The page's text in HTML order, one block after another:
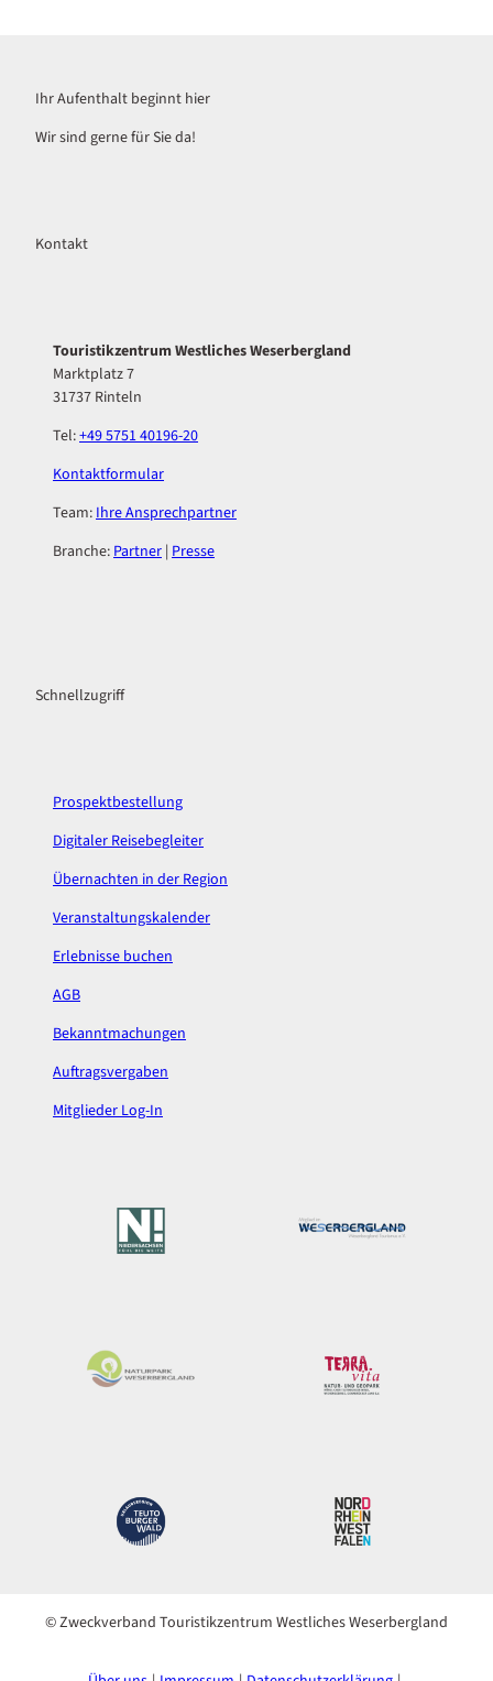
Ihr Aufenthalt beginnt hier
Wir sind gerne für Sie da!
Kontakt
Touristikzentrum Westliches Weserbergland
Marktplatz 7
31737 Rinteln
Tel:+49 5751 40196-20
Kontaktformular
Team:Ihre Ansprechpartner
Branche:Partner | Presse
e
t
m
Schnellzugriff
Prospektbestellung
Digitaler Reisebegleiter
Übernachten in der Region
Veranstaltungskalender
Erlebnisse buchen
AGB
Bekanntmachungen
Auftragsvergaben
Mitglieder Log-In
© Zweckverband Touristikzentrum Westliches Weserbergland